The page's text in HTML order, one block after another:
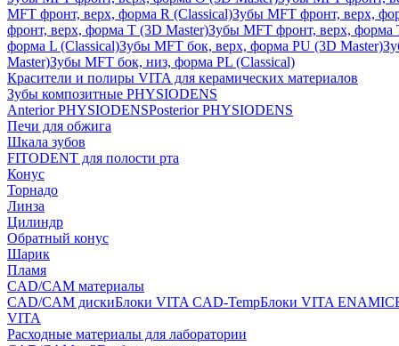
MFT фронт, верх, форма R (Classical)Зубы MFT фронт, верх,
фронт, верх, форма T (3D Master)Зубы MFT фронт, верх, форма
форма L (Classical)Зубы MFT бок, верх, форма PU (3D Master)
Master)Зубы MFT бок, низ, форма PL (Classical)
Красители и полиры VITA для керамических материалов
Зубы композитные PHYSIODENS
Anterior PHYSIODENSPosterior PHYSIODENS
Печи для обжига
Шкала зубов
FITODENT для полости рта
Конус
Торнадо
Линза
Цилиндр
Обратный конус
Шарик
Пламя
CAD/CAM материалы
CAD/CAM дискиБлоки VITA CAD-TempБлоки VITA ENAMIC
VITA
Расходные материалы для лаборатории